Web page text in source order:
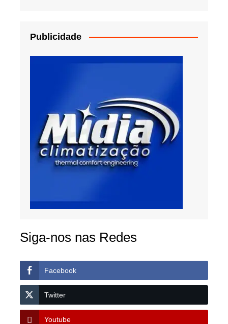
Publicidade
Siga-nos nas Redes
Facebook
Twitter
Youtube